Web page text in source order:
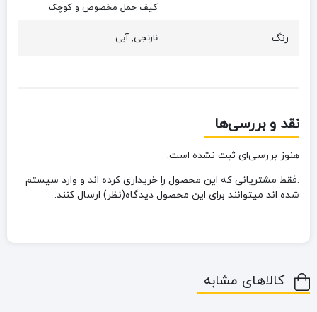
کیف حمل مخصوص و کوچک
رنگ نارنجی, آبی
نقد و بررسی‌ها
هنوز بررسی‌ای ثبت نشده است.
.فقط مشتریانی که این محصول را خریداری کرده اند و وارد سیستم
شده اند میتوانند برای این محصول دیدگاه(نظر) ارسال کنند.
کالاهای مشابه